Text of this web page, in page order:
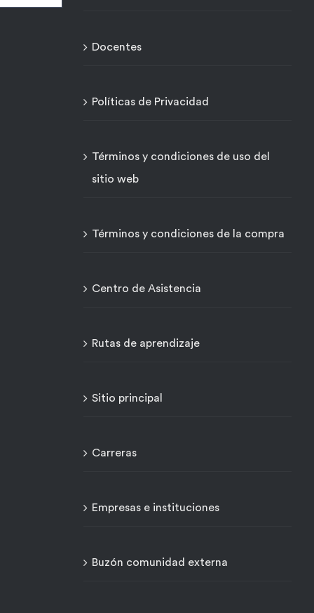
Docentes
Políticas de Privacidad
Términos y condiciones de uso del
sitio web
Términos y condiciones de la compra
Centro de Asistencia
Rutas de aprendizaje
Sitio principal
Carreras
Empresas e instituciones
Buzón comunidad externa